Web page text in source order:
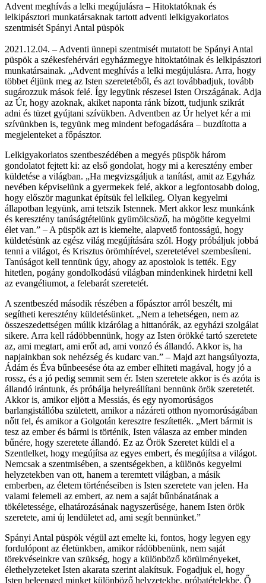
Advent meghívás a lelki megújulásra – Hitoktatóknak és
lelkipásztori munkatársaknak tartott adventi lelkigyakorlatos
szentmisét Spányi Antal püspök
2021.12.04. – Adventi ünnepi szentmisét mutatott be Spányi Antal
püspök a székesfehérvári egyházmegye hitoktatóinak és lelkipásztori
munkatársainak. „Advent meghívás a lelki megújulásra. Arra, hogy
többet éljünk meg az Isten szeretetéből, és azt továbbadjuk, tovább
sugározzuk mások felé. Így legyünk részesei Isten Országának. Adja
az Úr, hogy azoknak, akiket naponta ránk bízott, tudjunk szikrát
adni és tüzet gyújtani szívükben. Adventben az Úr helyet kér a mi
szívünkben is, tegyünk meg mindent befogadására – buzdította a
megjelenteket a főpásztor.
Lelkigyakorlatos szentbeszédében a megyés püspök három
gondolatot fejtett ki: az első gondolat, hogy mi a keresztény ember
küldetése a világban. „Ha megvizsgáljuk a tanítást, amit az Egyház
nevében képviselünk a gyermekek felé, akkor a legfontosabb dolog,
hogy először magunkat építsük fel lelkileg. Olyan kegyelmi
állapotban legyünk, ami tetszik Istennek. Mert akkor lesz munkánk
és keresztény tanúságtételünk gyümölcsöző, ha mögötte kegyelmi
élet van.” – A püspök azt is kiemelte, alapvető fontosságú, hogy
küldetésünk az egész világ megújítására szól. Hogy próbáljuk jobbá
tenni a világot, és Krisztus örömhírével, szeretetével szembesíteni.
Tanúságot kell tennünk úgy, ahogy az apostolok is tették. Egy
hitetlen, pogány gondolkodású világban mindenkinek hirdetni kell
az evangéliumot, a felebarát szeretetét.
A szentbeszéd második részében a főpásztor arról beszélt, mi
segítheti keresztény küldetésünket. „Nem a tehetségen, nem az
összeszedettségen múlik kizárólag a hittanórák, az egyházi szolgálat
sikere. Arra kell rádöbbennünk, hogy az Isten örökké tartó szeretete
az, ami megtart, ami erőt ad, ami vonzó és állandó. Akkor is, ha
napjainkban sok nehézség és kudarc van.” – Majd azt hangsúlyozta,
Ádám és Éva bűnbeesése óta az ember elhiteti magával, hogy jó a
rossz, és a jó pedig semmit sem ér. Isten szeretete akkor is és azóta is
állandó irántunk, és próbálja helyreállítani bennünk örök szeretetét.
Akkor is, amikor eljött a Messiás, és egy nyomorúságos
barlangistállóba született, amikor a názáreti otthon nyomorúságában
nőtt fel, és amikor a Golgotán keresztre feszítették. „Mert bármit is
tesz az ember és bármi is történik, Isten válasza az ember minden
bűnére, hogy szeretete állandó. Ez az Örök Szeretet küldi el a
Szentlelket, hogy megújítsa az egyes embert, és megújítsa a világot.
Nemcsak a szentmisében, a szentségekben, a különös kegyelmi
helyzetekben van ott, hanem a teremtett világban, a másik
emberben, az életem történéseiben is Isten szeretete van jelen. Ha
valami felemeli az embert, az nem a saját bűnbánatának a
tökéletessége, elhatározásának nagyszerűsége, hanem Isten örök
szeretete, ami új lendületet ad, ami segít bennünket.”
Spányi Antal püspök végül azt emelte ki, fontos, hogy legyen egy
fordulópont az életünkben, amikor rádöbbenünk, nem saját
törekvéseinkre van szükség, hogy a különböző körülményeket,
élethelyzeteket Isten akarata szerint alakítsuk. Fogadjuk el, hogy
Isten beleenged minket különböző helyzetekbe, próbatételekbe. Ő